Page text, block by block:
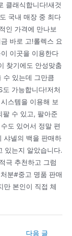
클래식합니다!새것
국내 매장 중 최다
인 가격에 만나보
바로 고!롤렉스 요
이곳을 이용한다
찾기에도 안성맞춤
수 있는데 그만큼
가능합니다!저처
스템을 이용해 보
팔 수 있고, 팔아준
도 있어서 정말 편
샤넬의 백을 판매하
있는지 알았습니다.
극 추천하고 그럼
분#중고 명품 판매
만 본인이 직접 체
다음 글